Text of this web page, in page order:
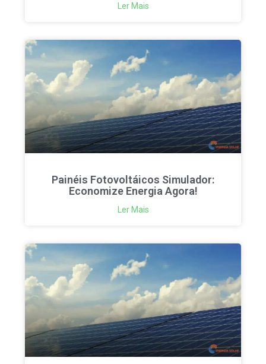
Ler Mais
Painéis Fotovoltáicos Simulador:
Economize Energia Agora!
Ler Mais